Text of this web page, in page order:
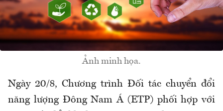
Ảnh minh họa.
Ngày 20/8, Chương trình Đối tác chuyển đổi
năng lượng Đông Nam Á (ETP) phối hợp với